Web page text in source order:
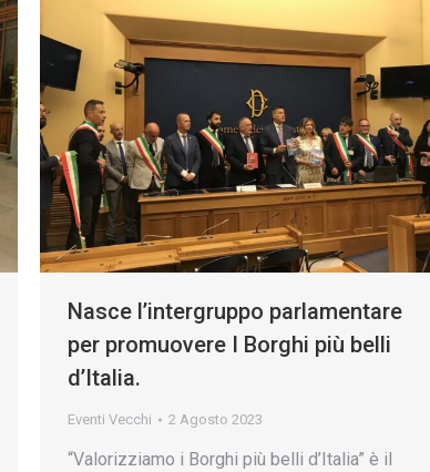
Nasce l’intergruppo parlamentare
per promuovere I Borghi più belli
d’Italia.
Eventi Vecchi 2 Agosto 2023
“Valorizziamo i Borghi più belli d’Italia” è il